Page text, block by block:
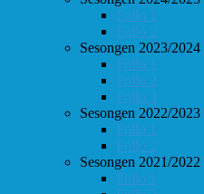
Follo 1
Follo 2
Sesongen 2023/2024
Follo 1
Follo 2
Follo 3
Sesongen 2022/2023
Follo 1
Follo 2
Sesongen 2021/2022
Follo 1